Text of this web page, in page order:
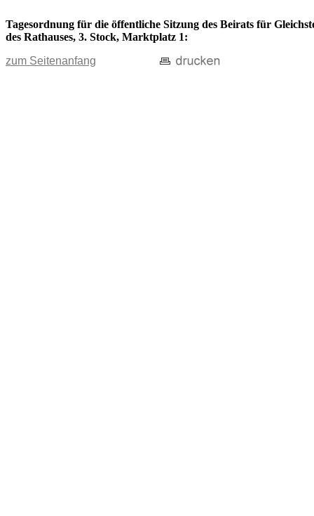
Tagesordnung für die öffentliche Sitzung des Beirats für
des Rathauses, 3. Stock, Marktplatz 1:
zum Seitenanfang